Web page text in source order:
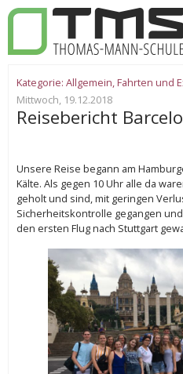
Kategorie: Allgemein,Fahrten und
Mittwoch, 19.12.2018
Reisebericht
Unsere Reise begann am
Kälte. Als gegen 10 Uhr alle da
geholt und sind, mit geringen
Sicherheitskontrolle gegangen
den ersten Flug nach Stuttgart